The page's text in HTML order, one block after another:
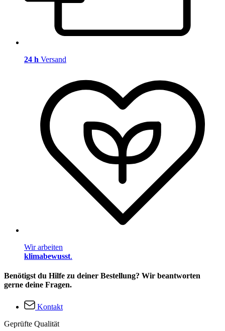
24 h Versand
Wir arbeiten
klimabewusst.
Benötigst du Hilfe zu deiner Bestellung? Wir beantworten
gerne deine Fragen.
Kontakt
Geprüfte Qualität